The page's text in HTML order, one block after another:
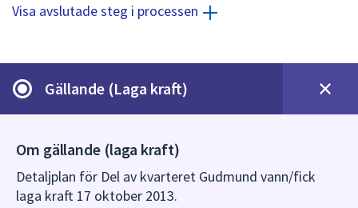
Visa avslutade steg i processen
Gällande (Laga kraft)
Om gällande (laga kraft)
Detaljplan för Del av kvarteret Gudmund vann/fick
laga kraft 17 oktober 2013.